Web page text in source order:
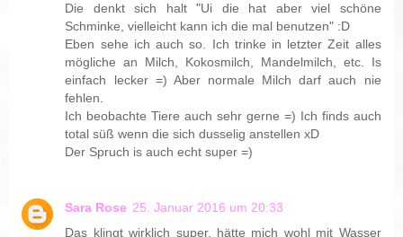
Die denkt sich halt "Ui die hat aber viel schöne
Schminke, vielleicht kann ich die mal benutzen" :D
Eben sehe ich auch so. Ich trinke in letzter Zeit alles
mögliche an Milch, Kokosmilch, Mandelmilch, etc. Is
einfach lecker =) Aber normale Milch darf auch nie
fehlen.
Ich beobachte Tiere auch sehr gerne =) Ich finds auch
total süß wenn die sich dusselig anstellen xD
Der Spruch is auch echt super =)
Sara Rose 25. Januar 2016 um 20:33
Das klingt wirklich super, hätte mich wohl mit Wasser